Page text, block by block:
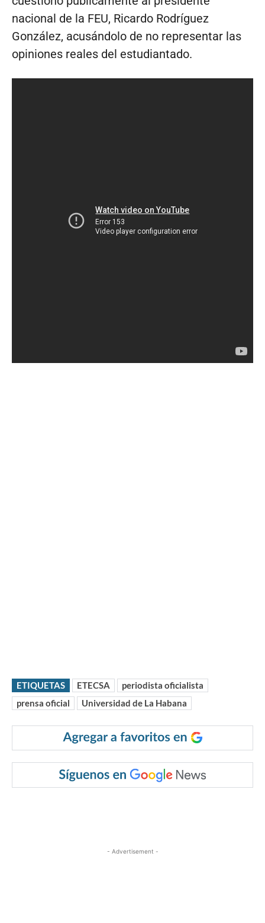
nacional de la FEU, Ricardo Rodríguez
González, acusándolo de no representar las
opiniones reales del estudiantado.
ETIQUETAS ETECSA
periodista oficialista
prensa oficial
Universidad de La Habana
- Advertisement -